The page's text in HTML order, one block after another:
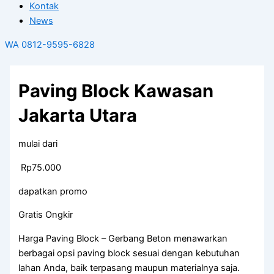
Kontak
News
WA 0812-9595-6828
Paving Block Kawasan
Jakarta Utara
mulai dari
Rp75.000
dapatkan promo
Gratis Ongkir
Harga Paving Block – Gerbang Beton menawarkan
berbagai opsi paving block sesuai dengan kebutuhan
lahan Anda, baik terpasang maupun materialnya saja.